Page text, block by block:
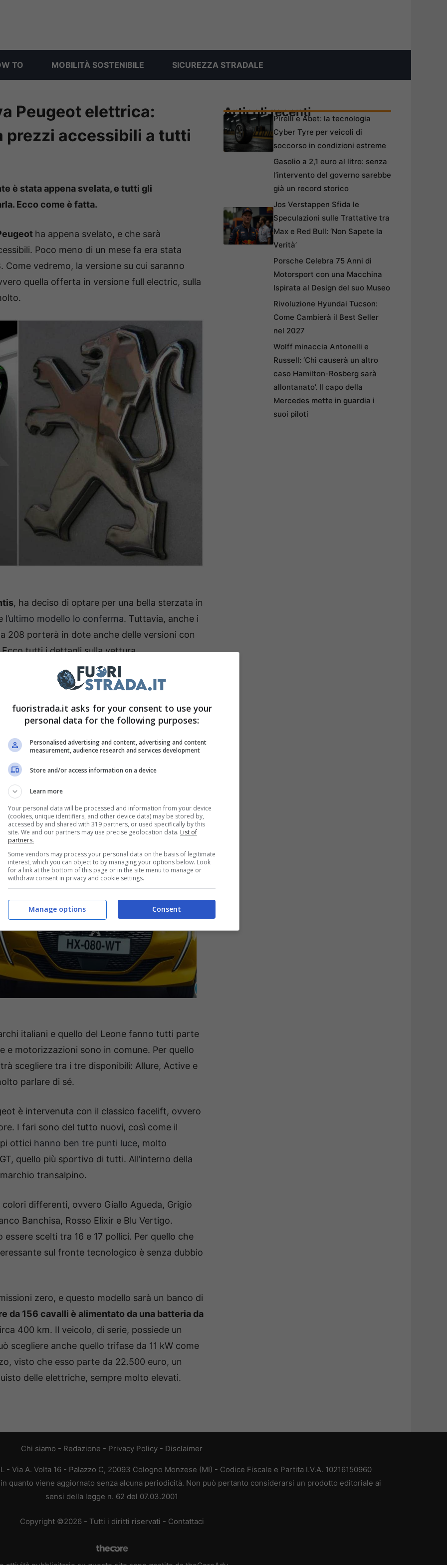
TO MOBILITÀ SOSTENIBILE SICUREZZA STRADALE
Peugeot elettrica:
prezzi accessibili a tutti
è stata appena svelata, e tutti gli
Ecco come è fatta.
ha appena svelato, e che sarà
Poco meno di un mese fa era stata
vedremo, la versione su cui saranno
quella offerta in versione full electric, sulla
, ha deciso di optare per una bella sterzata in
l’ultimo modello lo conferma. Tuttavia, anche i
208 porterà in dote anche delle versioni con
tutti i dettagli sulla vettura.
da sapere sulla 208
allestimenti, a quattro anni di distanza dal
una rinfrescata sul fronte del design, ma
Per ciò che riguarda i motori, ci saranno
100 e 136 cavalli, ed anche in versione
di zecca da 156 cavalli di potenza
dati della
italiani e quello del Leone fanno tutti parte
e motorizzazioni sono in comune. Per quello
scegliere tra i tre disponibili: Allure, Active e
parlare di sé.
è intervenuta con il classico facelift, ovvero
I fari sono del tutto nuovi, così come il
ottici hanno ben tre punti luce, molto
quello più sportivo di tutti. All’interno della
transalpino.
differenti, ovvero Giallo Agueda, Grigio
Banchisa, Rosso Elixir e Blu Vertigo.
scelti tra 16 e 17 pollici. Per quello che
sul fronte tecnologico è senza dubbio
zero, e questo modello sarà un banco di
da 156 cavalli è alimentato da una batteria da
400 km. Il veicolo, di serie, possiede un
scegliere anche quello trifase da 11 kW come
visto che esso parte da 22.500 euro, un
delle elettriche, sempre molto elevati.
Articoli recentiPirelli e Abet: la tecnologia
Cyber Tyre per veicoli di
soccorso in condizioni estreme
Gasolio a 2,1 euro al litro: senza
l’intervento del governo sarebbe
già un record storico
Jos Verstappen Sfida le
Speculazioni sulle Trattative tra
Max e Red Bull: ‘Non Sapete la
Verità’
Porsche Celebra 75 Anni di
Motorsport con una Macchina
Ispirata al Design del suo Museo
Rivoluzione Hyundai Tucson:
Come Cambierà il Best Seller
nel 2027
Wolff minaccia Antonelli e
Russell: ‘Chi causerà un altro
caso Hamilton-Rosberg sarà
allontanato’. Il capo della
Mercedes mette in guardia i
suoi piloti
Chi siamo - Redazione - Privacy Policy - Disclaimer
- Via A. Volta 16 - Palazzo C, 20093 Cologno Monzese (MI) - Codice Fiscale e Partita I.V.A. 10216150960
quanto viene aggiornato senza alcuna periodicità. Non può pertanto considerarsi un prodotto editoriale ai
sensi della legge n. 62 del 07.03.2001
Copyright ©2026 - Tutti i diritti riservati - Contattaci
fuoristrada.it asks for your consent to use your
personal data for the following purposes:
Personalised advertising and content, advertising and content
measurement, audience research and services development
Store and/or access information on a device
Learn more
Your personal data will be processed and information from your device
(cookies, unique identifiers, and other device data) may be stored by,
accessed by and shared with 319 partners, or used specifically by this
site. We and our partners may use precise geolocation data. List of
partners.
Some vendors may process your personal data on the basis of legitimate
interest, which you can object to by managing your options below. Look
for a link at the bottom of this page or in the site menu to manage or
withdraw consent in privacy and cookie settings.
Consent
Manage options